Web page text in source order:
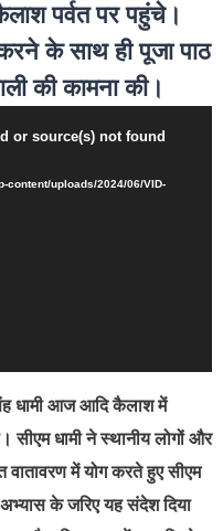
पर्वत पर पहुंचे।
करने के साथ ही पूजा पाठ
की कामना की।
or source(s) not found
content/uploads/2024/06/VID-
धामी आज आदि कैलाश में
सीएम धामी ने स्थानीय लोगों और
वातावरण में योग करते हुए सीएम
के जरिए यह संदेश दिया